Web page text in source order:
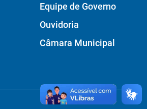
Equipe de Governo
Ouvidoria
Câmara Municipal